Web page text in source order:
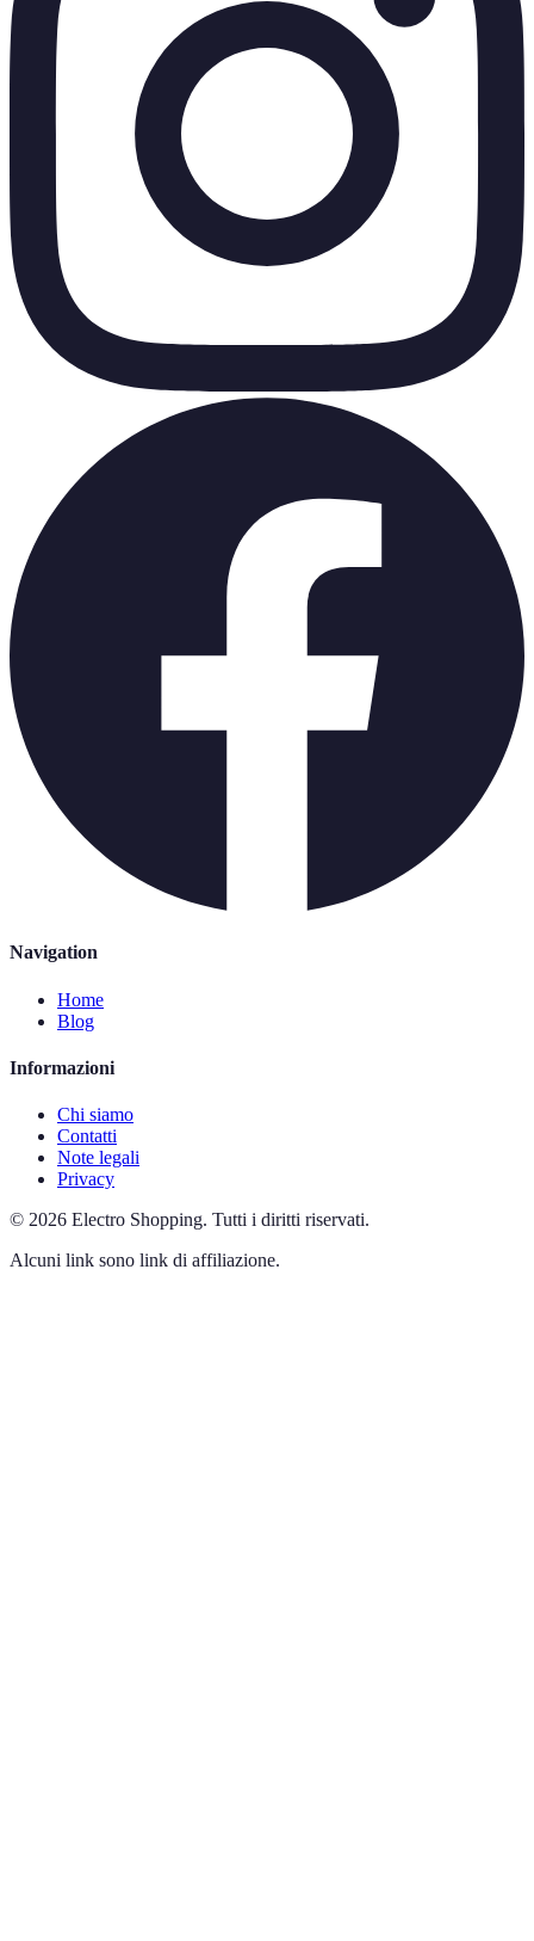
Navigation
Home
Blog
Informazioni
Chi siamo
Contatti
Note legali
Privacy
© 2026 Electro Shopping. Tutti i diritti riservati.
Alcuni link sono link di affiliazione.